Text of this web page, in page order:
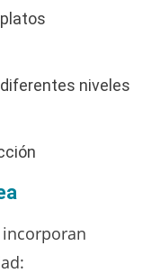
niveles